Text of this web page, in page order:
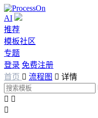
AI
推荐
模板社区
专题
登录 免费注册
首页  流程图  详情
 
